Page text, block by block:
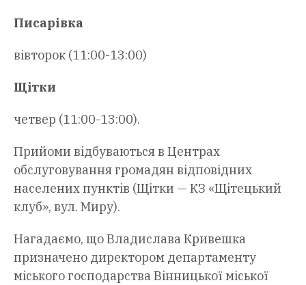
Писарівка
вівторок (11:00-13:00)
Щітки
четвер (11:00-13:00).
Прийоми відбуваються в Центрах
обслуговування громадян відповідних
населених пунктів (Щітки — КЗ «Щітецький
клуб», вул. Миру).
Нагадаємо, що Владислава Кривешка
призначено директором департаменту
міського господарства Вінницької міської